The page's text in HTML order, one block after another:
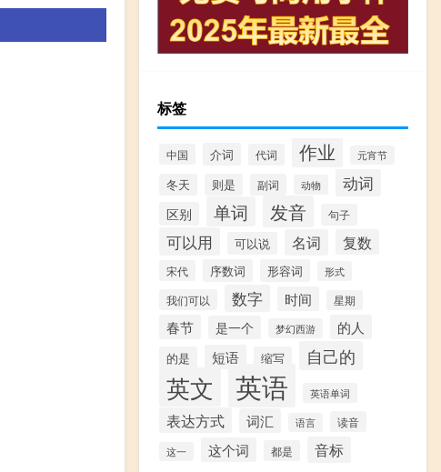
标签
中国 介词 代词 作业 元宵节
冬天 则是 副词 动物 动词
区别 单词 发音 句子
可以用 可以说 名词 复数
宋代 序数词 形容词 形式
我们可以 数字 时间 星期
春节 是一个 梦幻西游 的人
的是 短语 缩写 自己的
英文 英语 英语单词
表达方式 词汇 语言 读音
这一 这个词 都是 音标